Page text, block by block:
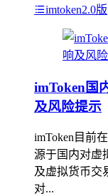
imtoken2.0版
imToken国
及风险提示
imToken目前
源于国内对虚
及虚拟货币交
对...